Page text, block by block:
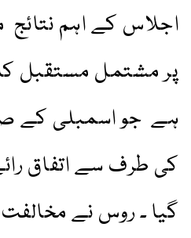
پر مشتمل مستقبل
ہے جو اسمبلی کے
کی طرف سے اتفاق
گیا ۔ روس نے